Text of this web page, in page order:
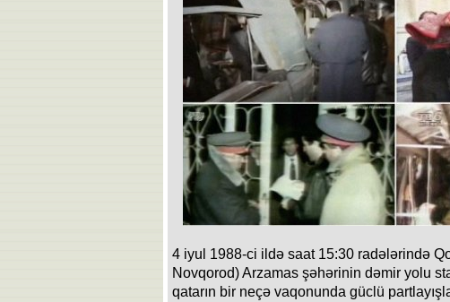
4 iyul 1988-ci ildə saat 15:30 radələrində
Novqorod) Arzamas şəhərinin dəmir yolu
qatarın bir neçə vaqonunda güclü